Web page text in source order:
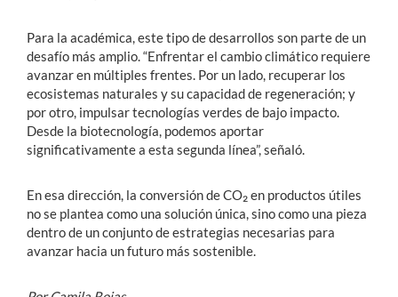
Para la académica, este tipo de desarrollos son parte de un
desafío más amplio. “Enfrentar el cambio climático requiere
avanzar en múltiples frentes. Por un lado, recuperar los
ecosistemas naturales y su capacidad de regeneración; y
por otro, impulsar tecnologías verdes de bajo impacto.
Desde la biotecnología, podemos aportar
significativamente a esta segunda línea”, señaló.
En esa dirección, la conversión de CO₂ en productos útiles
no se plantea como una solución única, sino como una pieza
dentro de un conjunto de estrategias necesarias para
avanzar hacia un futuro más sostenible.